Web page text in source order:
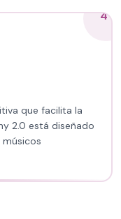
4
que facilita la
2.0 está diseñado